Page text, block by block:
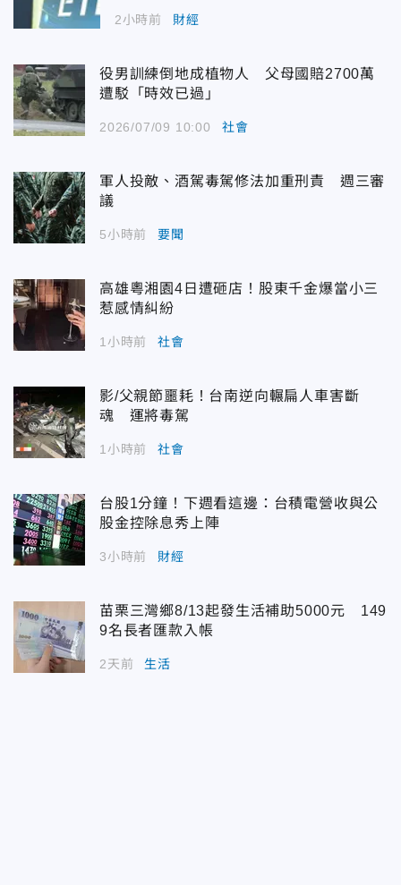
2小時前 財經
役男訓練倒地成植物人 父母國賠2700萬
遭駁「時效已過」
2026/07/09 10:00 社會
軍人投敵、酒駕毒駕修法加重刑責 週三審
議
5小時前 要聞
高雄粵湘園4日遭砸店！股東千金爆當小三
惹感情糾紛
1小時前 社會
影/父親節噩耗！台南逆向輾扁人車害斷
魂 運將毒駕
1小時前 社會
台股1分鐘！下週看這邊：台積電營收與公
股金控除息秀上陣
3小時前 財經
苗栗三灣鄉8/13起發生活補助5000元 149
9名長者匯款入帳
2天前 生活